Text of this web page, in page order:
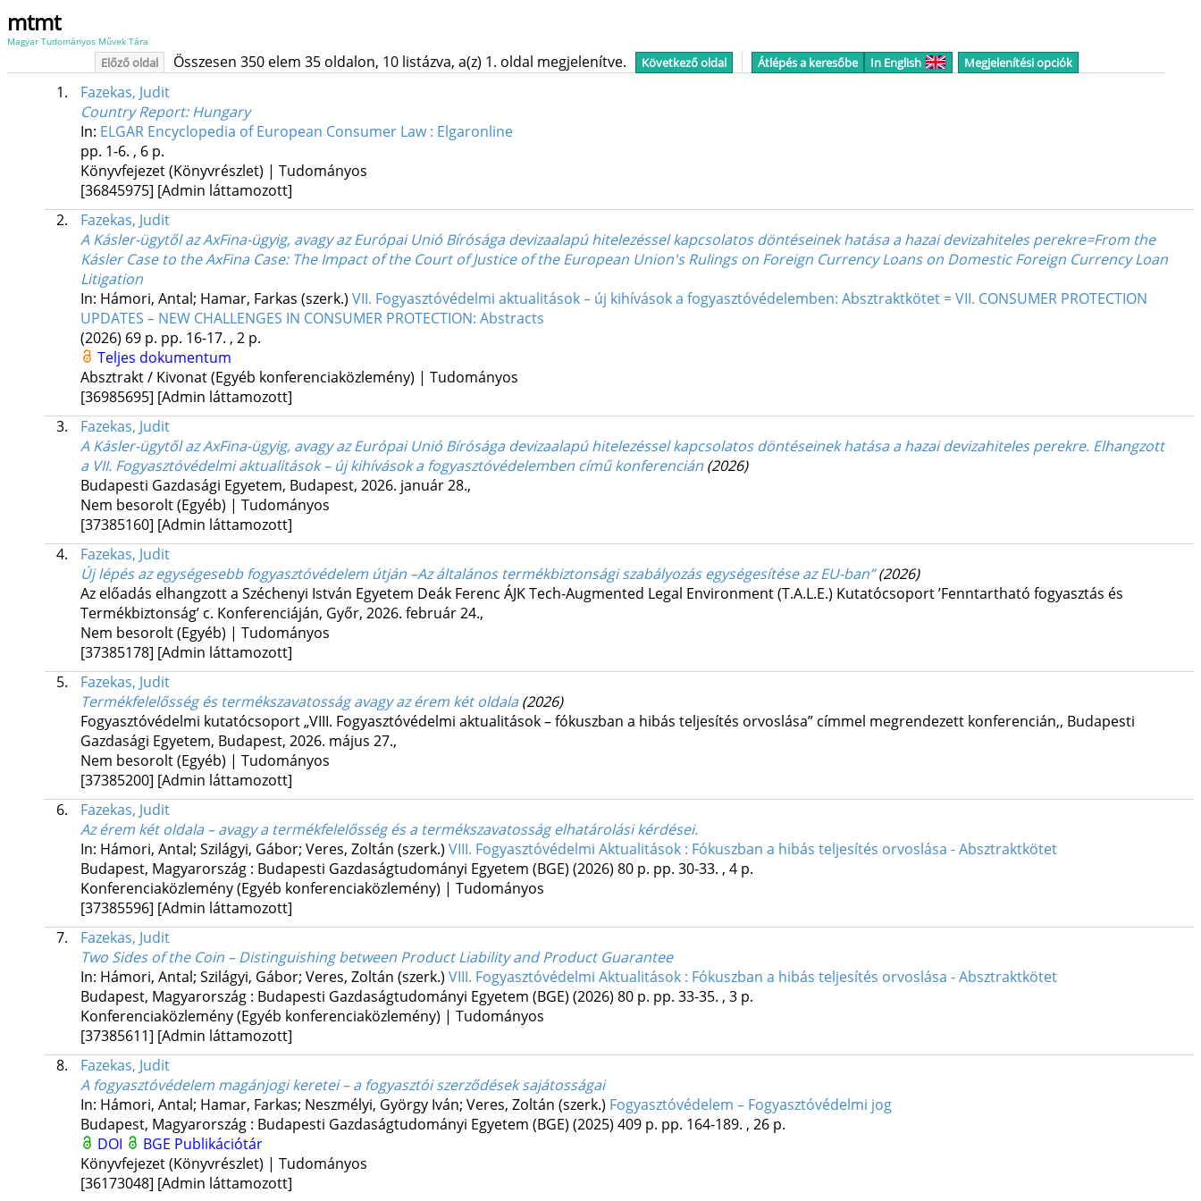
mtmt
Magyar Tudományos Művek Tára
Előző oldal Összesen 350 elem 35 oldalon, 10 listázva, a(z) 1. oldal megjelenítve. Következő oldal Átlépés a keresőbe In English Megjelenítési opciók
1.
Fazekas, Judit
Country Report: Hungary
In: ELGAR Encyclopedia of European Consumer Law : Elgaronline
pp. 1-6. , 6 p.
Könyvfejezet (Könyvrészlet) | Tudományos
[36845975] [Admin láttamozott]
2.
Fazekas, Judit
A Kásler-ügytől az AxFina-ügyig, avagy az Európai Unió Bírósága devizaalapú hitelezéssel kapcsolatos döntéseinek hatása a hazai devizahiteles perekre=From the
Kásler Case to the AxFina Case: The Impact of the Court of Justice of the European Union's Rulings on Foreign Currency Loans on Domestic Foreign Currency Loan
Litigation
In: Hámori, Antal; Hamar, Farkas (szerk.) VII. Fogyasztóvédelmi aktualitások – új kihívások a fogyasztóvédelemben: Absztraktkötet = VII. CONSUMER PROTECTION
UPDATES – NEW CHALLENGES IN CONSUMER PROTECTION: Abstracts
(2026) 69 p. pp. 16-17. , 2 p.
Teljes dokumentum
Absztrakt / Kivonat (Egyéb konferenciaközlemény) | Tudományos
[36985695] [Admin láttamozott]
3.
Fazekas, Judit
A Kásler-ügytől az AxFina-ügyig, avagy az Európai Unió Bírósága devizaalapú hitelezéssel kapcsolatos döntéseinek hatása a hazai devizahiteles perekre. Elhangzott
a VII. Fogyasztóvédelmi aktualitások – új kihívások a fogyasztóvédelemben című konferencián (2026)
Budapesti Gazdasági Egyetem, Budapest, 2026. január 28.,
Nem besorolt (Egyéb) | Tudományos
[37385160] [Admin láttamozott]
4.
Fazekas, Judit
Új lépés az egységesebb fogyasztóvédelem útján –Az általános termékbiztonsági szabályozás egységesítése az EU-ban” (2026)
Az előadás elhangzott a Széchenyi István Egyetem Deák Ferenc ÁJK Tech-Augmented Legal Environment (T.A.L.E.) Kutatócsoport ’Fenntartható fogyasztás és
Termékbiztonság’ c. Konferenciáján, Győr, 2026. február 24.,
Nem besorolt (Egyéb) | Tudományos
[37385178] [Admin láttamozott]
5.
Fazekas, Judit
Termékfelelősség és termékszavatosság avagy az érem két oldala (2026)
Fogyasztóvédelmi kutatócsoport „VIII. Fogyasztóvédelmi aktualitások – fókuszban a hibás teljesítés orvoslása” címmel megrendezett konferencián,, Budapesti
Gazdasági Egyetem, Budapest, 2026. május 27.,
Nem besorolt (Egyéb) | Tudományos
[37385200] [Admin láttamozott]
6.
Fazekas, Judit
Az érem két oldala – avagy a termékfelelősség és a termékszavatosság elhatárolási kérdései.
In: Hámori, Antal; Szilágyi, Gábor; Veres, Zoltán (szerk.) VIII. Fogyasztóvédelmi Aktualitások : Fókuszban a hibás teljesítés orvoslása - Absztraktkötet
Budapest, Magyarország : Budapesti Gazdaságtudományi Egyetem (BGE) (2026) 80 p. pp. 30-33. , 4 p.
Konferenciaközlemény (Egyéb konferenciaközlemény) | Tudományos
[37385596] [Admin láttamozott]
7.
Fazekas, Judit
Two Sides of the Coin – Distinguishing between Product Liability and Product Guarantee
In: Hámori, Antal; Szilágyi, Gábor; Veres, Zoltán (szerk.) VIII. Fogyasztóvédelmi Aktualitások : Fókuszban a hibás teljesítés orvoslása - Absztraktkötet
Budapest, Magyarország : Budapesti Gazdaságtudományi Egyetem (BGE) (2026) 80 p. pp. 33-35. , 3 p.
Konferenciaközlemény (Egyéb konferenciaközlemény) | Tudományos
[37385611] [Admin láttamozott]
8.
Fazekas, Judit
A fogyasztóvédelem magánjogi keretei – a fogyasztói szerződések sajátosságai
In: Hámori, Antal; Hamar, Farkas; Neszmélyi, György Iván; Veres, Zoltán (szerk.) Fogyasztóvédelem – Fogyasztóvédelmi jog
Budapest, Magyarország : Budapesti Gazdaságtudományi Egyetem (BGE) (2025) 409 p. pp. 164-189. , 26 p.
DOI
BGE Publikációtár
Könyvfejezet (Könyvrészlet) | Tudományos
[36173048] [Admin láttamozott]